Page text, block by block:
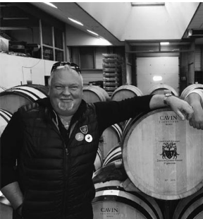
葡萄园
Geantet-Pansiot 的资产包括 Poissenot 和
0.45 公顷（1.1 英亩）的 Charmes-